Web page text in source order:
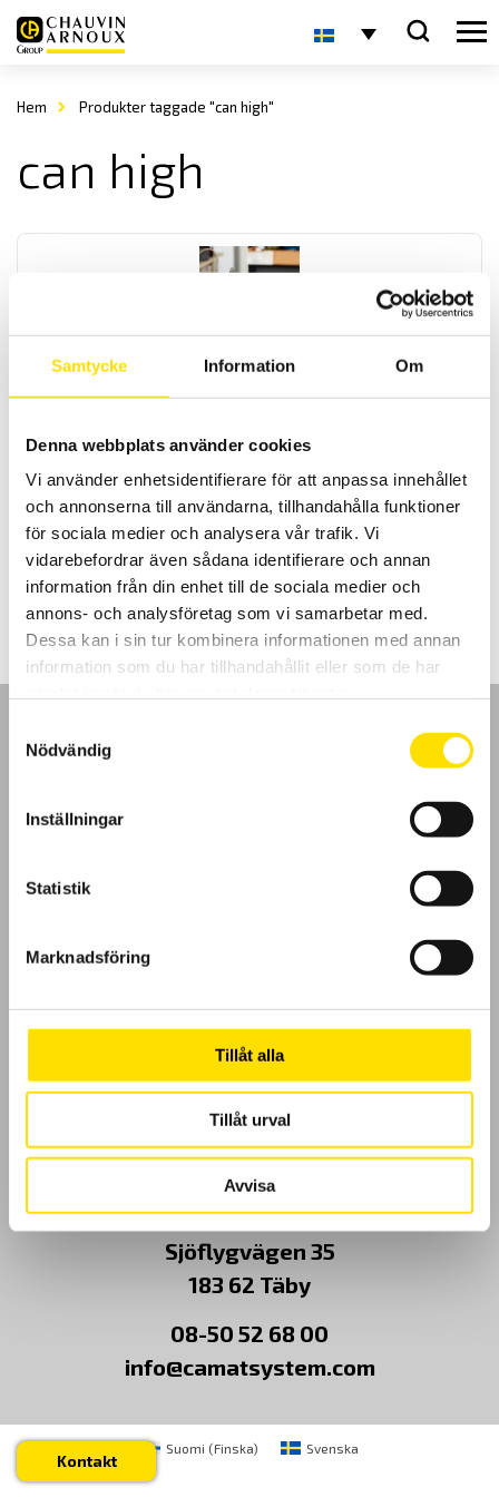
Samtycke Information Om
Denna webbplats använder cookies
Vi använder enhetsidentifierare för att anpassa innehållet
och annonserna till användarna, tillhandahålla funktioner
för sociala medier och analysera vår trafik. Vi
vidarebefordrar även sådana identifierare och annan
information från din enhet till de sociala medier och
annons- och analysföretag som vi samarbetar med.
Dessa kan i sin tur kombinera informationen med annan
information som du har tillhandahållit eller som de har
Nödvändig
Inställningar
Statistik
Marknadsföring
Tillåt alla
Tillåt urval
Avvisa
Hem Produkter taggade "can high"
can high
OX9000 Scopix IV oscilloskopserie
multimeter som har effektmätning, övertonsanalys samt logger.
OX9302-BUS har även BUS-analys, för analys av de vanligast
förekommande databussarna. Med kommunikatione med ethernet,
WiFi och USB kommunikation samt inbyggd webbserver. Även
mjukvara för PC ingår.
28,900.00 kr – 59,500.00krPrisintervall:
28,900.00 kr
59,500.00 kr
LÄS MER
Kundundersökning
Om Oss
Kontakt
CA Mätsystem AB
Sjöflygvägen 35
183 62 Täby
08-50 52 68 00
info@camatsystem.com
Kontakt
Suomi (Finska) Svenska